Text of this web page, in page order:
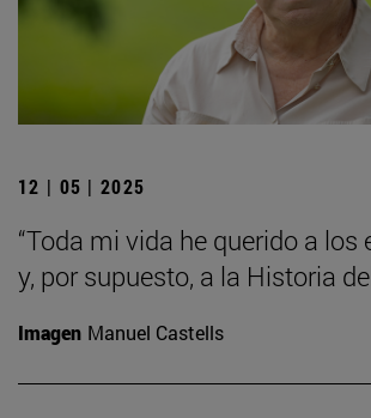
12 | 05 | 2025
“Toda mi vida he querido a los
y, por supuesto, a la Historia
Imagen Manuel Castells